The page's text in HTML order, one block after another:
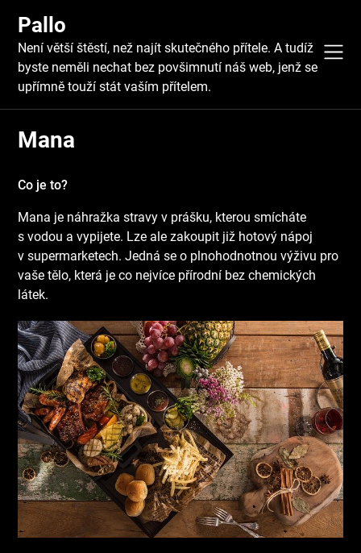
content
Pallo
Není větší štěstí, než najít skutečného přítele. A tudíž
byste neměli nechat bez povšimnutí náš web, jenž se
upřímně touží stát vaším přítelem.
Mana
Co je to?
Mana je náhražka stravy v prášku, kterou smícháte
s vodou a vypijete. Lze ale zakoupit již hotový nápoj
v supermarketech. Jedná se o plnohodnotnou výživu pro
vaše tělo, která je co nejvíce přírodní bez chemických
látek.